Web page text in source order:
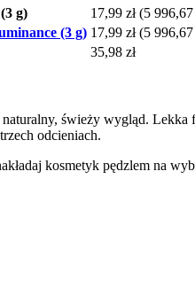
g) 17,99 zł (5 996,67
(3 g) 17,99 zł (5 996,67
35,98 zł
świeży wygląd. Lekka
odcieniach.
kosmetyk pędzlem na